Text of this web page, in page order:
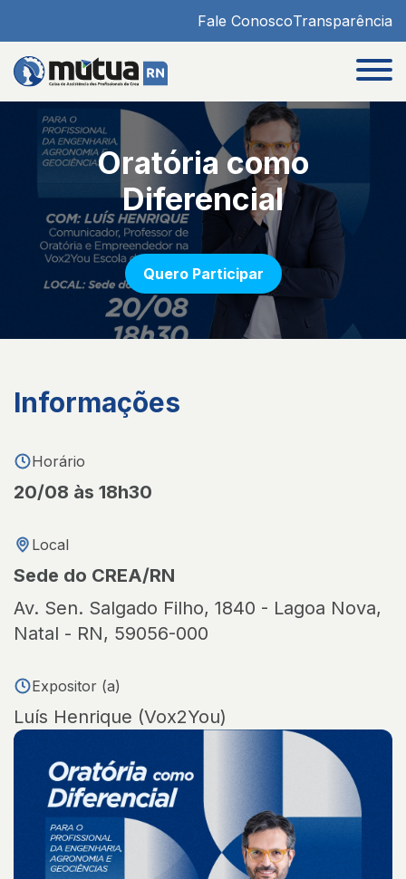
Fale ConoscoTransparência
Oratória como
Diferencial
Quero Participar
Informações
Horário
20/08 às 18h30
Local
Sede do CREA/RN
Av. Sen. Salgado Filho, 1840 - Lagoa Nova,
Natal - RN, 59056-000
Expositor (a)
Luís Henrique (Vox2You)